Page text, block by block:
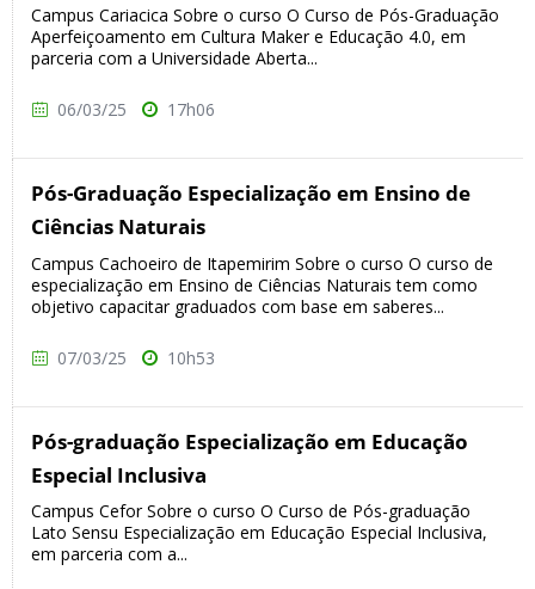
Campus Cariacica Sobre o curso O Curso de Pós-Graduação
Aperfeiçoamento em Cultura Maker e Educação 4.0, em
parceria com a Universidade Aberta...
06/03/25 17h06
Pós-Graduação Especialização em Ensino de
Ciências Naturais
Campus Cachoeiro de Itapemirim Sobre o curso O curso de
especialização em Ensino de Ciências Naturais tem como
objetivo capacitar graduados com base em saberes...
07/03/25 10h53
Pós-graduação Especialização em Educação
Especial Inclusiva
Campus Cefor Sobre o curso O Curso de Pós-graduação
Lato Sensu Especialização em Educação Especial Inclusiva,
em parceria com a...